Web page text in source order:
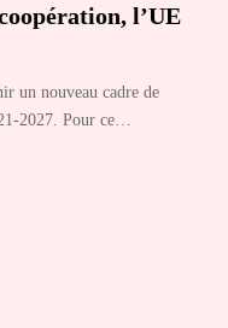
l’UE
un nouveau cadre de
2027. Pour ce…